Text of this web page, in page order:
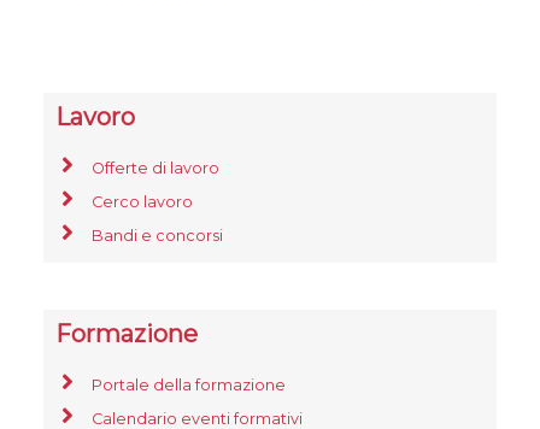
Lavoro
Offerte di lavoro
Cerco lavoro
Bandi e concorsi
Formazione
Portale della formazione
Calendario eventi formativi